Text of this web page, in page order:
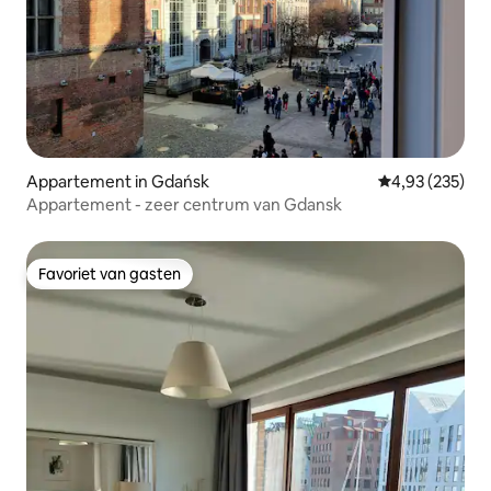
Appartement in Gdańsk Gemiddelde
4,93 (235)
Appartement - zeer centrum van Gdansk
Favoriet van gasten
Favoriet van gasten